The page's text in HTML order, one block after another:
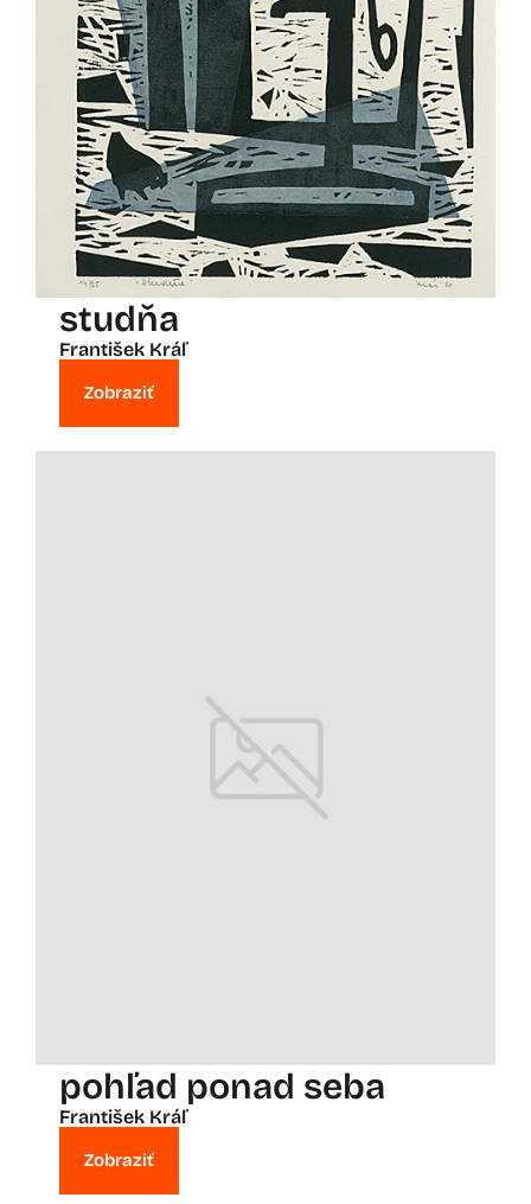
studňa
František Kráľ
Zobraziť
pohľad ponad seba
František Kráľ
Zobraziť